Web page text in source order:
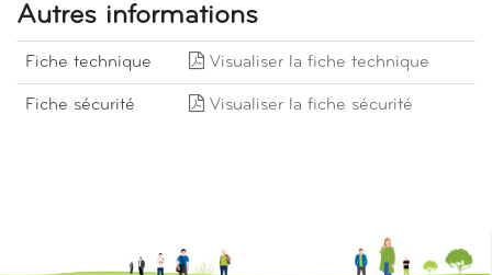
Autres informations
Fiche technique Visualiser la fiche technique
Fiche sécurité Visualiser la fiche sécurité